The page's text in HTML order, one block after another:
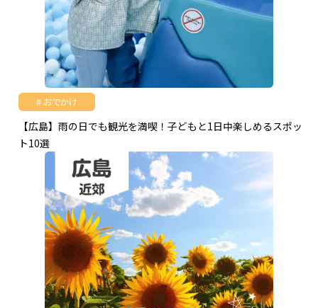
おでかけ
【広島】雨の日でも観光を満喫！子どもと1日中楽しめるスポッ
ト10選